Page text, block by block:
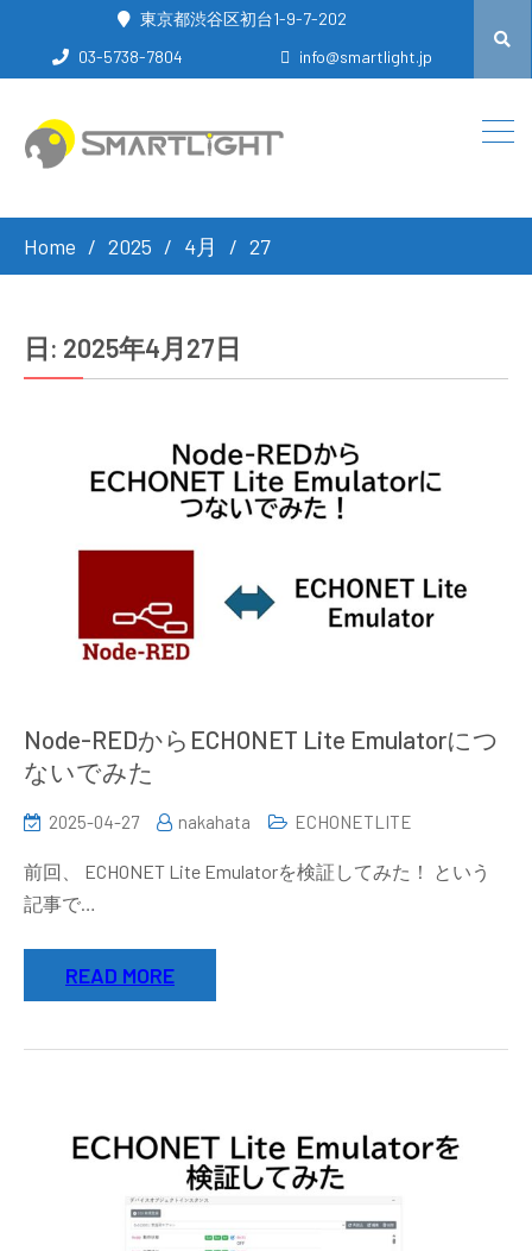
東京都渋谷区初台1-9-7-202
03-5738-7804
info@smartlight.jp
Home 2025 4月 27
日: 2025年4月27日
Node-REDからECHONET Lite Emulatorにつ
ないでみた
2025-04-27 nakahata ECHONETLITE
前回、 ECHONET Lite Emulatorを検証してみた！ という
記事で…
READ MORE